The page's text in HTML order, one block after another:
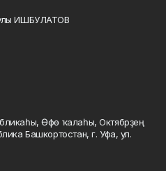
ИШБУЛАТОВ
Өфө ҡалаһы, Октябрҙең
Башкортостан, г. Уфа, ул.